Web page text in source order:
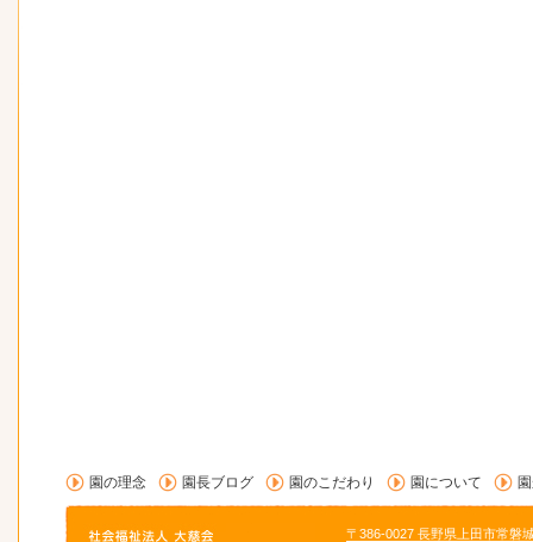
園の理念 園長ブログ 園のこだわり 園について
〒386-0027 長野県上田市常磐